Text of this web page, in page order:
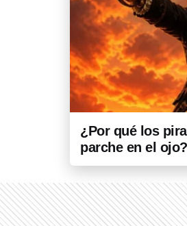
¿Por qué los
parche en el ojo?